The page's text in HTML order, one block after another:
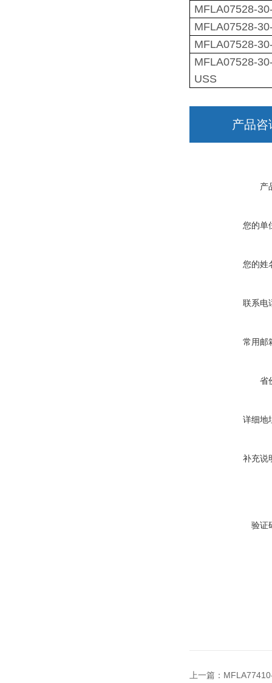
MFLA07528-
MFLA07528-
MFLA07528-
MFLA07528-
USS
产品咨
产
您的单
您的姓
联系电
常用邮
省
详细地
补充说
验证
上一篇：